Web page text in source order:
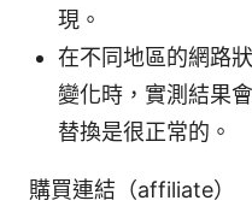
現。
在不同地區的網路
變化時，實測結果
替換是很正常的。
購買連結（affiliate）